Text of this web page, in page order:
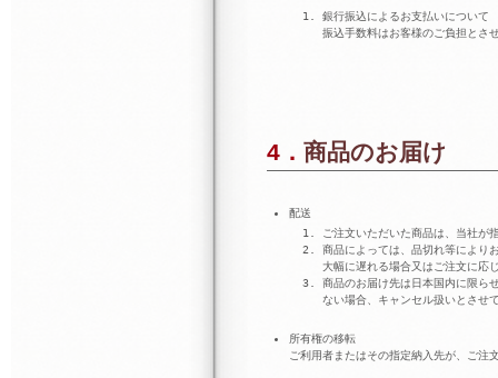
銀行振込によるお支払いについて
振込手数料はお客様のご負担とさ
4．商品のお届け
配送
ご注文いただいた商品は、当社が
商品によっては、品切れ等により
大幅に遅れる場合又はご注文に応
商品のお届け先は日本国内に限ら
ない場合、キャンセル扱いとさせ
所有権の移転
ご利用者またはその指定納入先が、ご注